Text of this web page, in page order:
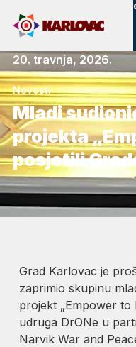
20. travnja, 2026.
Novosti
Mladi
projekta
posjetili
Grad Karlovac je
zaprimio skupinu
projekt „Empower to
udruga DrONe u
Narvik War and